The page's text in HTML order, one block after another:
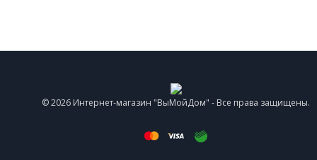
© 2026 Интернет-магазин "ВыМойДом" - Все права защищены.